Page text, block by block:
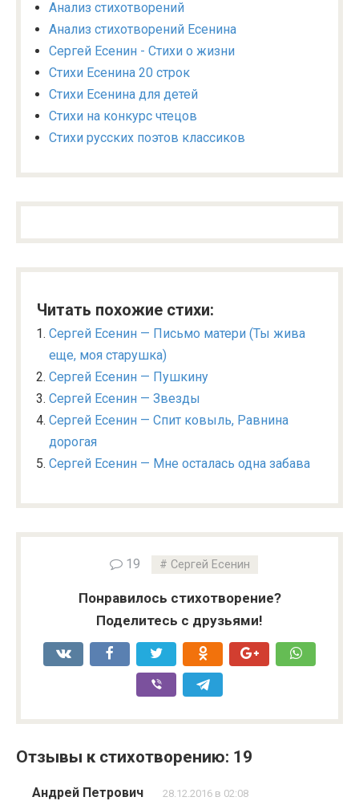
Анализ стихотворений
Анализ стихотворений Есенина
Сергей Есенин - Стихи о жизни
Стихи Есенина 20 строк
Стихи Есенина для детей
Стихи на конкурс чтецов
Стихи русских поэтов классиков
Читать похожие стихи:
Сергей Есенин — Письмо матери (Ты жива
еще, моя старушка)
Сергей Есенин — Пушкину
Сергей Есенин — Звезды
Сергей Есенин — Спит ковыль, Равнина
дорогая
Сергей Есенин — Мне осталась одна забава
19 Сергей Есенин
Понравилось стихотворение?
Поделитесь с друзьями!
Отзывы к стихотворению: 19
Андрей Петрович 28.12.2016 в 02:08